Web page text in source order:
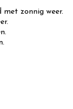
met zonnig weer.